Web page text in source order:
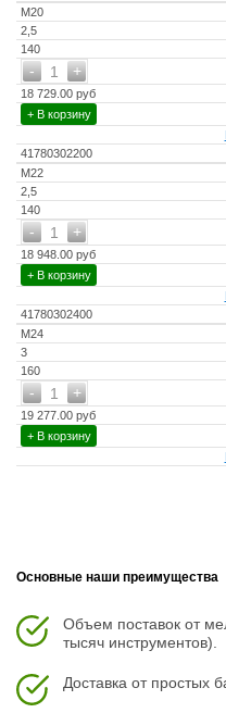
М20
2,5
140
+
- 1
18 729.00 руб
+ В корзину
41780302200
М22
2,5
140
+
- 1
18 948.00 руб
+ В корзину
41780302400
М24
3
160
+
- 1
19 277.00 руб
+ В корзину
Основные наши преимущества
Объем поставок от
тысяч инструментов).
Доставка от простых